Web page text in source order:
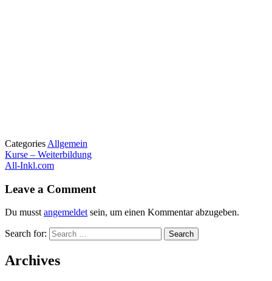
Categories Allgemein
Kurse – Weiterbildung
All-Inkl.com
Leave a Comment
Du musst angemeldet sein, um einen Kommentar abzugeben.
Search for:
Archives